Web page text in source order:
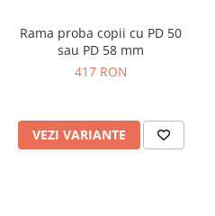
Rama proba copii cu PD 50
sau PD 58 mm
417 RON
VEZI VARIANTE